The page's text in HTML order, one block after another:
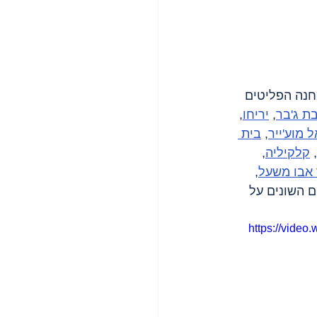
הפליטים
ג'בר, יריחו,
מוע'ייר, בית
, קלקיליה,
אבו משעל,
השונים על
https://